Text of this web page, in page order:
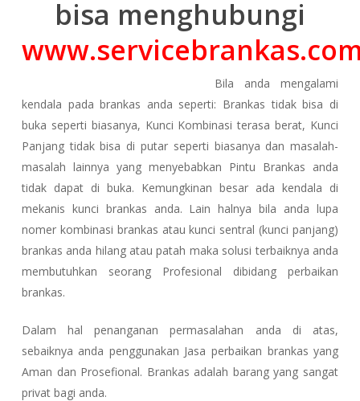
bisa menghubungi
Bila anda mengalami
kendala pada brankas anda seperti: Brankas tidak bisa di
buka seperti biasanya, Kunci Kombinasi terasa berat, Kunci
Panjang tidak bisa di putar seperti biasanya dan masalah-
masalah lainnya yang menyebabkan Pintu Brankas anda
tidak dapat di buka. Kemungkinan besar ada kendala di
mekanis kunci brankas anda. Lain halnya bila anda lupa
nomer kombinasi brankas atau kunci sentral (kunci panjang)
brankas anda hilang atau patah maka solusi terbaiknya anda
membutuhkan seorang Profesional dibidang perbaikan
brankas.
Dalam hal penanganan permasalahan anda di atas,
sebaiknya anda penggunakan Jasa perbaikan brankas yang
Aman dan Prosefional. Brankas adalah barang yang sangat
privat bagi anda.